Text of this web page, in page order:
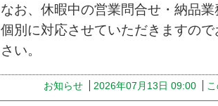
なお、休暇中の営業問合せ・納品
個別に対応させていただきますの
さい。
お知らせ 2026年07月13日 09:00